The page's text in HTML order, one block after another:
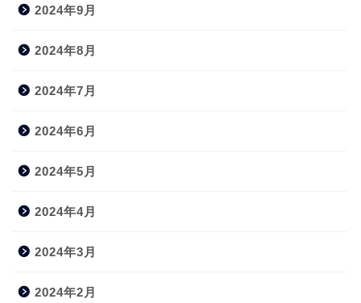
2024年9月
2024年8月
2024年7月
2024年6月
2024年5月
2024年4月
2024年3月
2024年2月